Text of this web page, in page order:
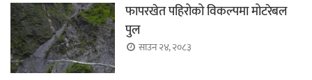
फापरखेत पहिरोको विकल्पमा मोटरेबल
पुल
साउन २४, २०८३